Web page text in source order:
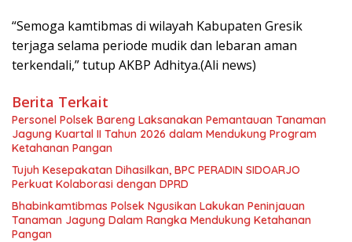
“Semoga kamtibmas di wilayah Kabupaten Gresik
terjaga selama periode mudik dan lebaran aman
terkendali,” tutup AKBP Adhitya.(Ali news)
Berita Terkait
Personel Polsek Bareng Laksanakan Pemantauan Tanaman
Jagung Kuartal II Tahun 2026 dalam Mendukung Program
Ketahanan Pangan
Tujuh Kesepakatan Dihasilkan, BPC PERADIN SIDOARJO
Perkuat Kolaborasi dengan DPRD
Bhabinkamtibmas Polsek Ngusikan Lakukan Peninjauan
Tanaman Jagung Dalam Rangka Mendukung Ketahanan
Pangan